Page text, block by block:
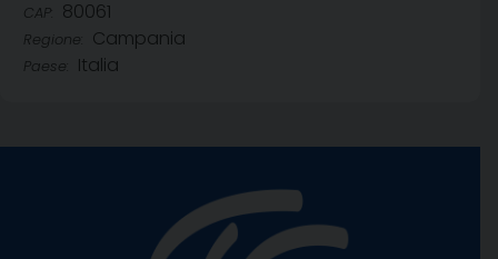
CAP: 80061
Regione: Campania
Paese: Italia